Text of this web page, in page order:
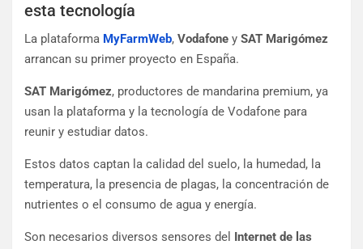
esta tecnología
La plataforma MyFarmWeb, Vodafone y SAT Marigómez
arrancan su primer proyecto en España.
SAT Marigómez, productores de mandarina premium, ya
usan la plataforma y la tecnología de Vodafone para
reunir y estudiar datos.
Estos datos captan la calidad del suelo, la humedad, la
temperatura, la presencia de plagas, la concentración de
nutrientes o el consumo de agua y energía.
Son necesarios diversos sensores del Internet de las